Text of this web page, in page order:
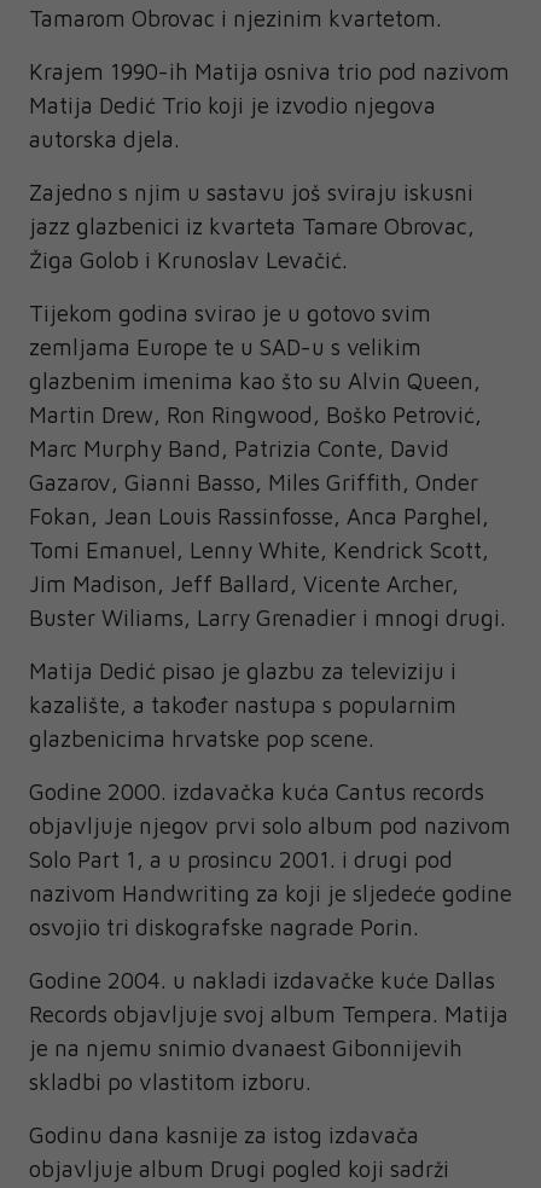
Tamarom Obrovac i njezinim kvartetom.
Krajem 1990-ih Matija osniva trio pod nazivom
Matija Dedić Trio koji je izvodio njegova
autorska djela.
Zajedno s njim u sastavu još sviraju iskusni
jazz glazbenici iz kvarteta Tamare Obrovac,
Žiga Golob i Krunoslav Levačić.
Tijekom godina svirao je u gotovo svim
zemljama Europe te u SAD-u s velikim
glazbenim imenima kao što su Alvin Queen,
Martin Drew, Ron Ringwood, Boško Petrović,
Marc Murphy Band, Patrizia Conte, David
Gazarov, Gianni Basso, Miles Griffith, Onder
Fokan, Jean Louis Rassinfosse, Anca Parghel,
Tomi Emanuel, Lenny White, Kendrick Scott,
Jim Madison, Jeff Ballard, Vicente Archer,
Buster Wiliams, Larry Grenadier i mnogi drugi.
Matija Dedić pisao je glazbu za televiziju i
kazalište, a također nastupa s popularnim
glazbenicima hrvatske pop scene.
Godine 2000. izdavačka kuća Cantus records
objavljuje njegov prvi solo album pod nazivom
Solo Part 1, a u prosincu 2001. i drugi pod
nazivom Handwriting za koji je sljedeće godine
osvojio tri diskografske nagrade Porin.
Godine 2004. u nakladi izdavačke kuće Dallas
Records objavljuje svoj album Tempera. Matija
je na njemu snimio dvanaest Gibonnijevih
skladbi po vlastitom izboru.
Godinu dana kasnije za istog izdavača
objavljuje album Drugi pogled koji sadrži